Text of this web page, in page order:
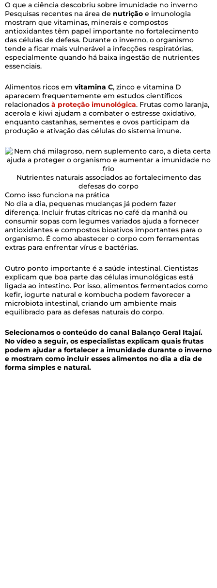
O que a ciência descobriu sobre imunidade no inverno
Pesquisas recentes na área de nutrição e imunologia
mostram que vitaminas, minerais e compostos
antioxidantes têm papel importante no fortalecimento
das células de defesa. Durante o inverno, o organismo
tende a ficar mais vulnerável a infecções respiratórias,
especialmente quando há baixa ingestão de nutrientes
essenciais.
Alimentos ricos em vitamina C, zinco e vitamina D
aparecem frequentemente em estudos científicos
relacionados à proteção imunológica. Frutas como laranja,
acerola e kiwi ajudam a combater o estresse oxidativo,
enquanto castanhas, sementes e ovos participam da
produção e ativação das células do sistema imune.
Nutrientes naturais associados ao fortalecimento das
defesas do corpo
Como isso funciona na prática
No dia a dia, pequenas mudanças já podem fazer
diferença. Incluir frutas cítricas no café da manhã ou
consumir sopas com legumes variados ajuda a fornecer
antioxidantes e compostos bioativos importantes para o
organismo. É como abastecer o corpo com ferramentas
extras para enfrentar vírus e bactérias.
Outro ponto importante é a saúde intestinal. Cientistas
explicam que boa parte das células imunológicas está
ligada ao intestino. Por isso, alimentos fermentados como
kefir, iogurte natural e kombucha podem favorecer a
microbiota intestinal, criando um ambiente mais
equilibrado para as defesas naturais do corpo.
Selecionamos o conteúdo do canal Balanço Geral Itajaí.
No vídeo a seguir, os especialistas explicam quais frutas
podem ajudar a fortalecer a imunidade durante o inverno
e mostram como incluir esses alimentos no dia a dia de
forma simples e natural.